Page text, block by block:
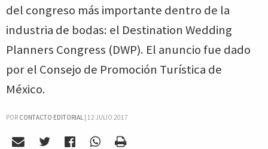
del congreso más importante dentro de la
industria de bodas: el Destination Wedding
Planners Congress (DWP). El anuncio fue dado
por el Consejo de Promoción Turística de
México.
POR CONTACTO EDITORIAL| 12 JULIO 2017